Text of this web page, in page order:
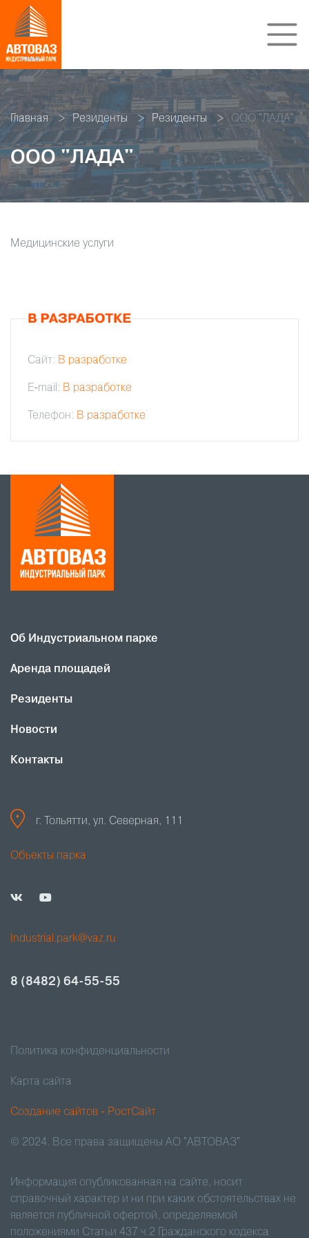
Главная Резиденты Резиденты ООО "ЛАДА"
ООО "ЛАДА"
Медицинские услуги
Сайт: В разработке
E-mail: В разработке
Телефон: В разработке
Об Индустриальном парке
Аренда площадей
Резиденты
Новости
Контакты
г. Тольятти, ул. Северная, 111
Объекты парка
Industrial.park@vaz.ru
8 (8482) 64-55-55
© 2024. Все права защищены АО "АВТОВАЗ"
Политика конфиденциальности
Карта сайта
Создание сайтов - РостСайт
Информация опубликованная на сайте, носит
справочный характер и ни при каких обстоятельствах не
является публичной офертой, определяемой
положениями Статьи 437 ч.2 Гражданского кодекса